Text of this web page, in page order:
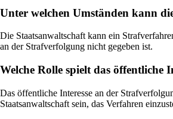
Unter welchen Umständen kann
Die Staatsanwaltschaft kann ein
an der Strafverfolgung nicht gegeben ist.
Welche Rolle spielt das öffentliche
Das öffentliche Interesse an der
Staatsanwaltschaft sein, das Verfahren